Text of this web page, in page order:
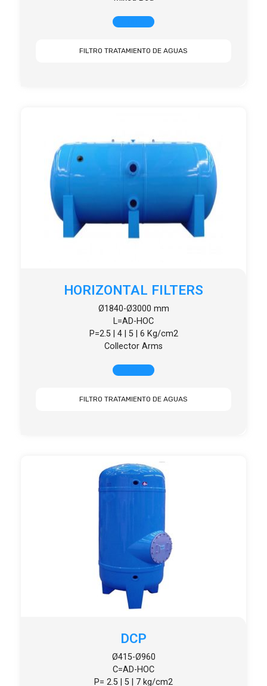
FILTRO TRATAMIENTO DE AGUAS
HORIZONTAL FILTERS
Ø1840-Ø3000 mm
L=AD-HOC
P=2.5 | 4 | 5 | 6 Kg/cm2
Collector Arms
FILTRO TRATAMIENTO DE AGUAS
DCP
Ø415-Ø960
C=AD-HOC
P= 2.5 | 5 | 7 kg/cm2